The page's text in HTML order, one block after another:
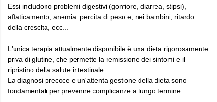
Essi includono problemi digestivi (gonfiore, diarrea, stipsi),
affaticamento, anemia, perdita di peso e, nei bambini, ritardo
della crescita, ecc...
L'unica terapia attualmente disponibile è una dieta rigorosamente
priva di glutine, che permette la remissione dei sintomi e il
ripristino della salute intestinale.
La diagnosi precoce e un'attenta gestione della dieta sono
fondamentali per prevenire complicanze a lungo termine.